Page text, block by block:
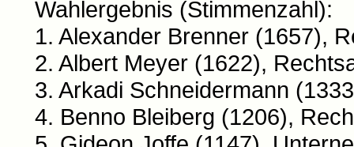
Wahlergebnis (Stimmenzahl):
1. Alexander Brenner (1657),
2. Albert Meyer (1622),
3. Arkadi Schneidermann
4. Benno Bleiberg (1206),